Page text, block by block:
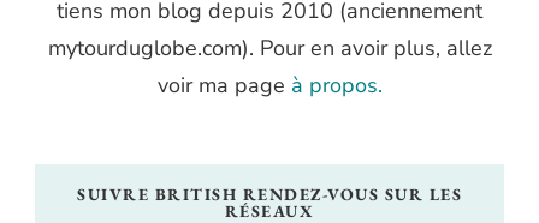
tiens mon blog depuis 2010 (anciennement
mytourduglobe.com). Pour en avoir plus, allez
voir ma page à propos.
SUIVRE BRITISH RENDEZ-VOUS SUR LES
RÉSEAUX